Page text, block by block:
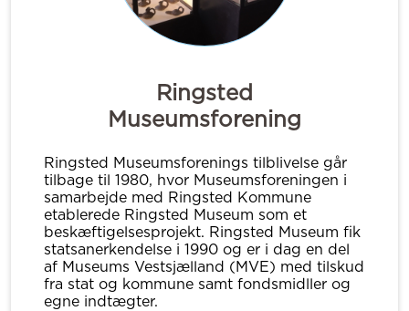
Ringsted
Museumsforening
Ringsted Museumsforenings tilblivelse går
tilbage til 1980, hvor Museumsforeningen i
samarbejde med Ringsted Kommune
etablerede Ringsted Museum som et
beskæftigelsesprojekt. Ringsted Museum fik
statsanerkendelse i 1990 og er i dag en del
af Museums Vestsjælland (MVE) med tilskud
fra stat og kommune samt fondsmidller og
egne indtægter.